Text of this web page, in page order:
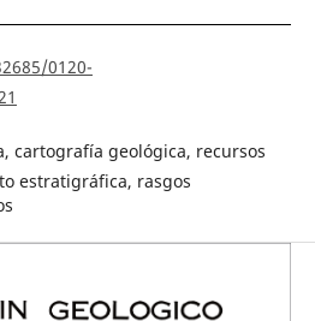
0120-
cartografía geológica, recursos
estratigráfica, rasgos